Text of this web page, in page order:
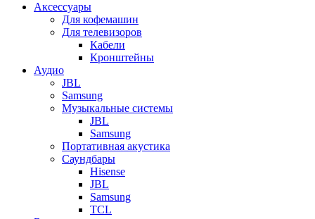
Аксессуары
Для кофемашин
Для телевизоров
Кабели
Кронштейны
Аудио
JBL
Samsung
Музыкальные системы
JBL
Samsung
Портативная акустика
Саундбары
Hisense
JBL
Samsung
TCL